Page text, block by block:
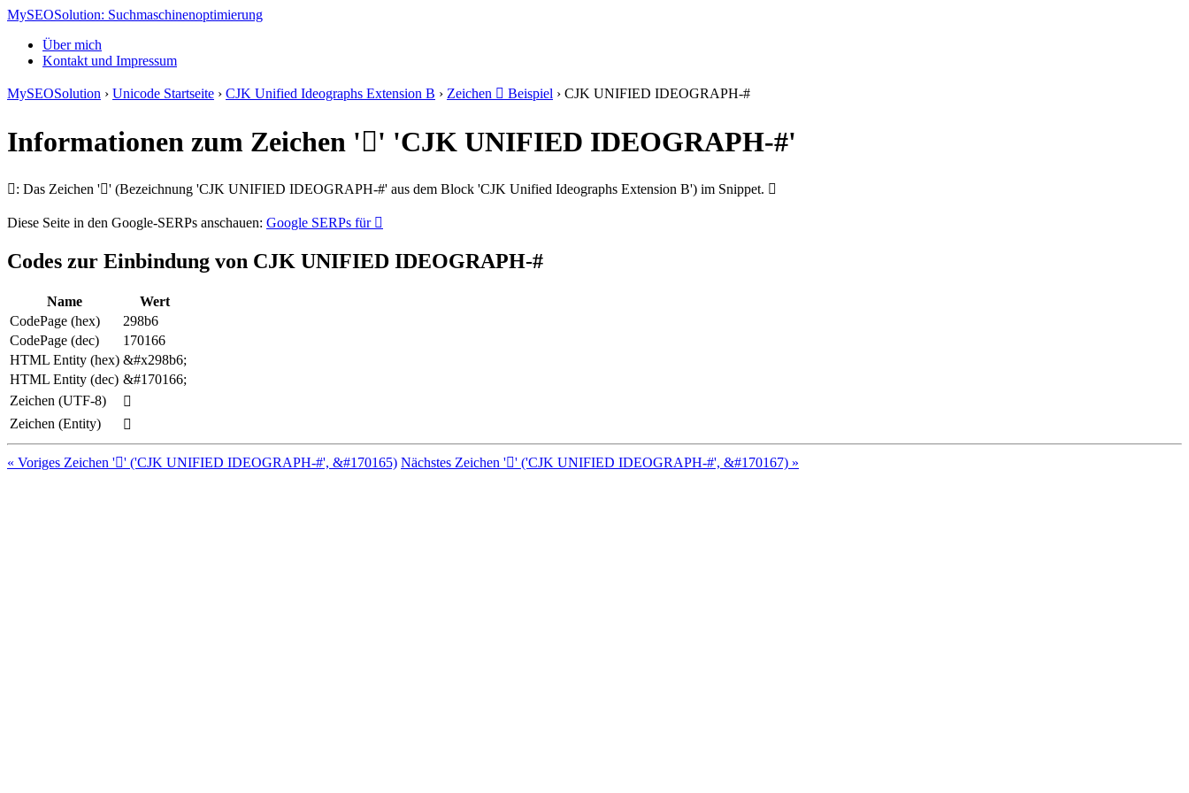
MySEOSolution: Suchmaschinenoptimierung
Über mich
Kontakt und Impressum
MySEOSolution › Unicode Startseite › CJK Unified Ideographs Extension B › Zeichen 𩢶 Beispiel › CJK UNIFIED IDEOGRAPH-#
Informationen zum Zeichen '𩢶' 'CJK UNIFIED IDEOGRAPH-#'
𩢶: Das Zeichen '𩢶' (Bezeichnung 'CJK UNIFIED IDEOGRAPH-#' aus dem Block 'CJK Unified Ideographs Extension B') im Snippet. 𩢶
Diese Seite in den Google-SERPs anschauen: Google SERPs für 𩢶
Codes zur Einbindung von CJK UNIFIED IDEOGRAPH-#
Name
Wert
CodePage (hex)
298b6
CodePage (dec)
170166
HTML Entity (hex) &#x298b6;
HTML Entity (dec) &#170166;
Zeichen (UTF-8)
𩢶
Zeichen (Entity)
𩢶
« Voriges Zeichen '𩢵' ('CJK UNIFIED IDEOGRAPH-#', &#170165) Nächstes Zeichen '𩢷' ('CJK UNIFIED IDEOGRAPH-#', &#170167) »